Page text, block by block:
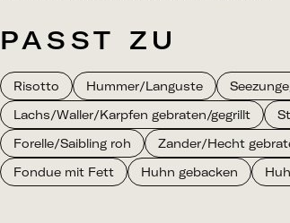
PASST ZU
Risotto Hummer/Languste
Lachs/Waller/Karpfen gebraten/gegrillt
Forelle/Saibling roh
Zander/Hecht
Fondue mit Fett
Huhn gebacken